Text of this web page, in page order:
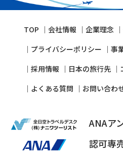
TOP 会社情報 企業理念
プライバシーポリシー
事
採⽤情報
⽇本の旅⾏先
よくある質問
お問い合わ
ANAア
認可専